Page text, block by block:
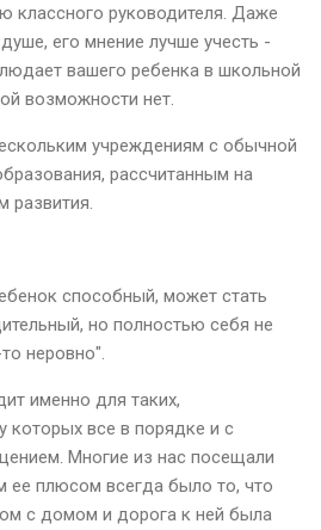
классного руководителя. Даже
его мнение лучше учесть -
вашего ребенка в школьной
возможности нет.
учреждениям с обычной
рассчитанным на
развития.
способный, может стать
но полностью себя не
неровно".
именно для таких,
которых все в порядке и с
Многие из нас посещали
ее плюсом всегда было то, что
с домом и дорога к ней была